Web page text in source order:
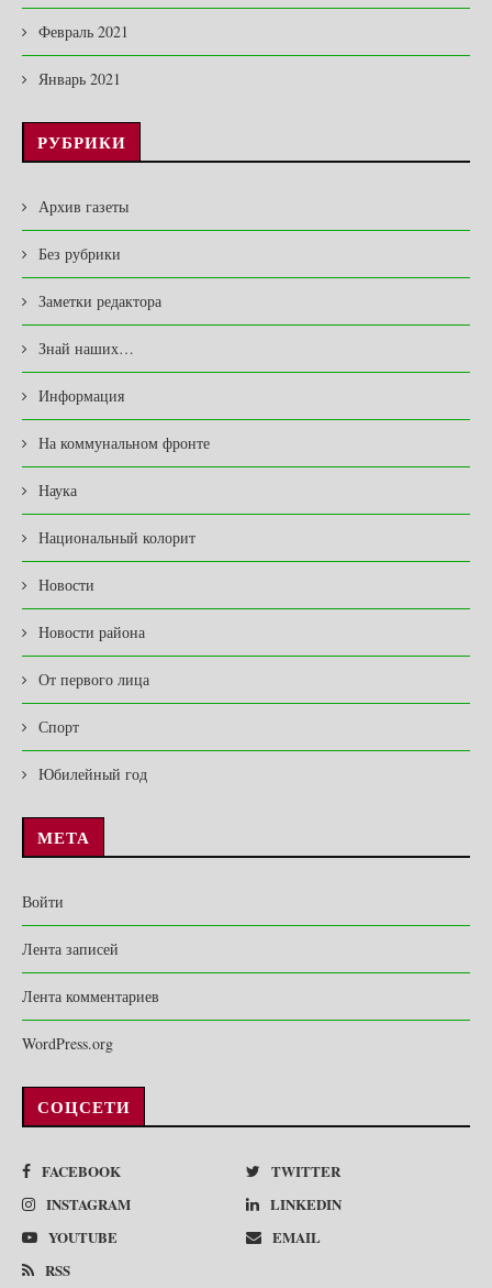
Февраль 2021
Январь 2021
РУБРИКИ
Архив газеты
Без рубрики
Заметки редактора
Знай наших…
Информация
На коммунальном фронте
Наука
Национальный колорит
Новости
Новости района
От первого лица
Спорт
Юбилейный год
МЕТА
Войти
Лента записей
Лента комментариев
WordPress.org
СОЦСЕТИ
FACEBOOK
TWITTER
INSTAGRAM
LINKEDIN
YOUTUBE
EMAIL
RSS